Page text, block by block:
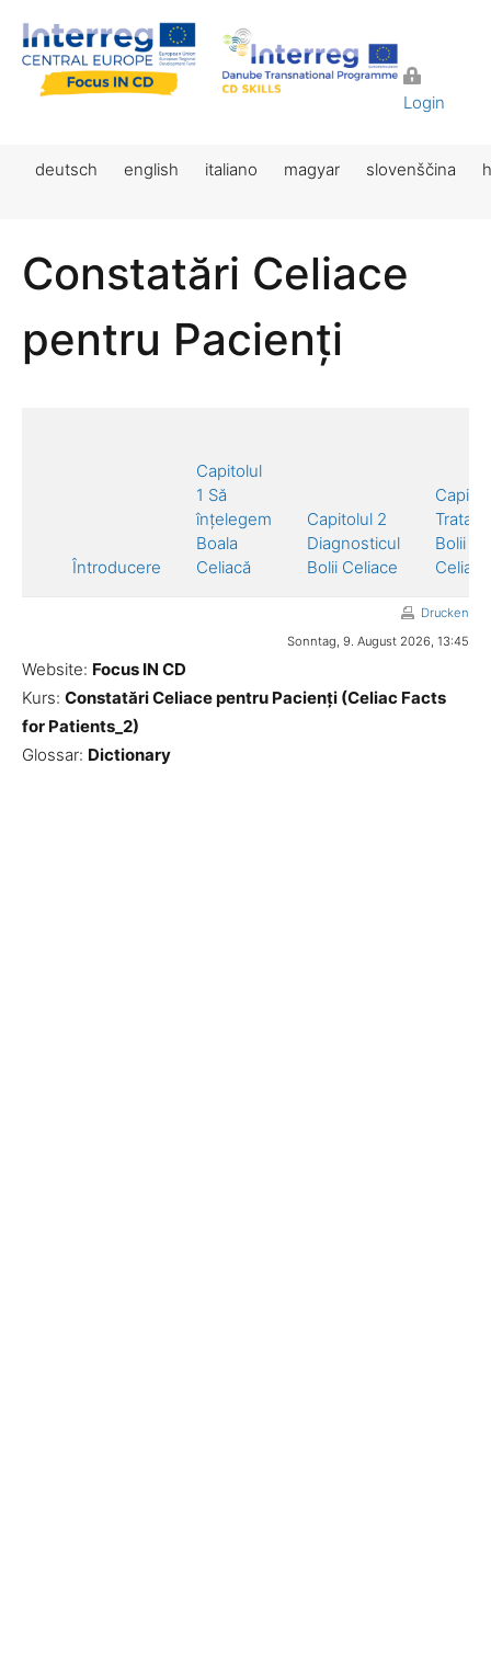
Login
deutsch english italiano magyar slovenščina
Constatări Celiace
pentru Pacienți
Întroducere
Capitolul
1 Să
înțelegem
Boala
Celiacă
Capitolul 2
Diagnosticul
Bolii Celiace
Bolii
Celiace
Drucken
Sonntag, 9. August 2026, 13:45
Website: Focus IN CD
Kurs: Constatări Celiace pentru Pacienți (Celiac Facts
for Patients_2)
Glossar: Dictionary